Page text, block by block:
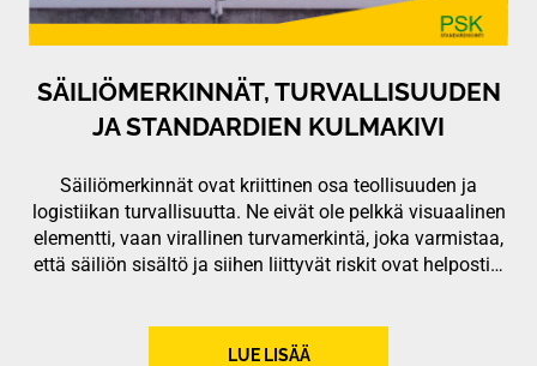
SÄILIÖMERKINNÄT, TURVALLISUUDEN
JA STANDARDIEN KULMAKIVI
Säiliömerkinnät ovat kriittinen osa teollisuuden ja
logistiikan turvallisuutta. Ne eivät ole pelkkä visuaalinen
elementti, vaan virallinen turvamerkintä, joka varmistaa,
että säiliön sisältö ja siihen liittyvät riskit ovat helposti…
LUE LISÄÄ